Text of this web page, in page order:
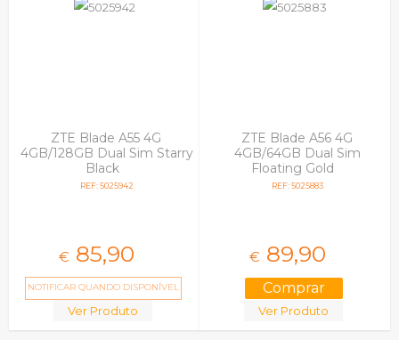
ZTE Blade A55 4G
4GB/128GB Dual Sim Starry
Black
REF: 5025942
€ 85,90
NOTIFICAR QUANDO DISPONÍVEL
Ver Produto
ZTE Blade A56 4G
4GB/64GB Dual Sim
Floating Gold
REF: 5025883
€ 89,90
Ver Produto